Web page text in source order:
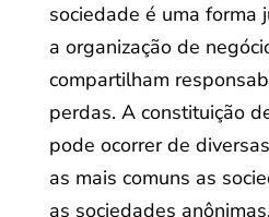
sociedade é uma forma
a organização de
compartilham
perdas. A constituição
pode ocorrer de
as mais comuns as
as sociedades